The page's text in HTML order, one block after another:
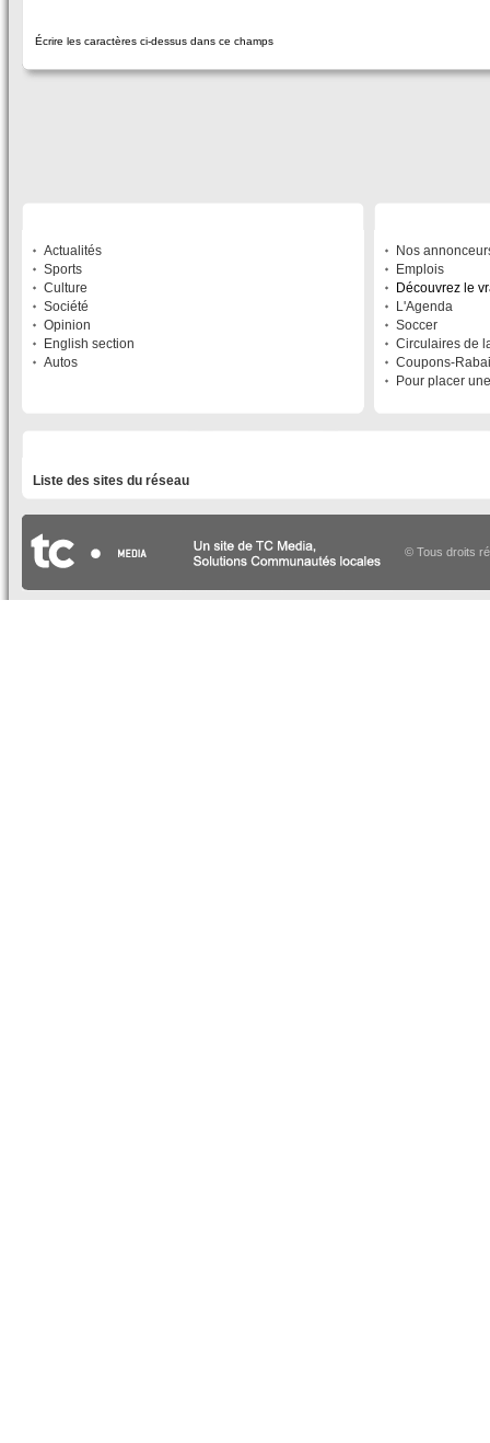
Écrire les caractères ci-dessus dans ce champs
Actualités
Sports
Culture
Société
Opinion
English section
Autos
Nos
Emplois
Découvrez le
L'Agenda
Soccer
Circulaires de
Coupons-
Pour placer
Liste des sites du réseau
© Tous droits